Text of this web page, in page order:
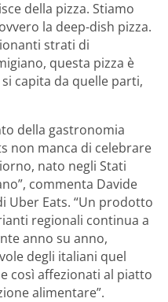
della pizza. Stiamo
la deep-dish pizza.
strati di
questa pizza è
capita da quelle parti,
della gastronomia
non manca di celebrare
nato negli Stati
commenta Davide
Uber Eats. “Un prodotto
regionali continua a
anno su anno,
degli italiani quel
così affezionati al piatto
alimentare”.